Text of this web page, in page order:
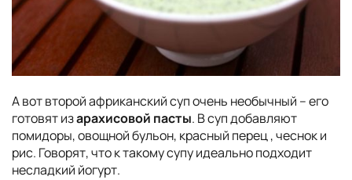
А вот второй африканский суп очень необычный – его
готовят изарахисовой пасты. В суп добавляют
помидоры, овощной бульон, красный перец , чеснок и
рис. Говорят, что к такому супу идеально подходит
несладкий йогурт.